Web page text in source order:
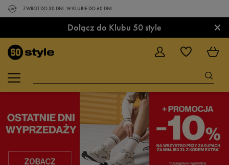
ZWROT DO 30 DNI. W KLUBIE DO 60 DNI.
Dołącz do Klubu 50 style ×